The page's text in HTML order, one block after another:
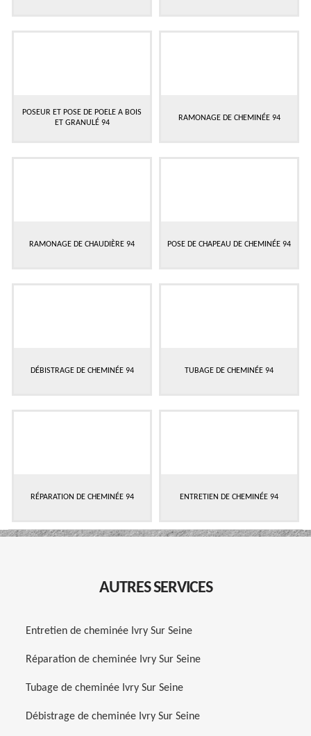
POSEUR ET POSE DE POELE A BOIS
ET GRANULÉ 94
RAMONAGE DE CHEMINÉE 94
RAMONAGE DE CHAUDIÈRE 94 POSE DE CHAPEAU DE CHEMINÉE 94
DÉBISTRAGE DE CHEMINÉE 94 TUBAGE DE CHEMINÉE 94
RÉPARATION DE CHEMINÉE 94 ENTRETIEN DE CHEMINÉE 94
AUTRES SERVICES
Entretien de cheminée Ivry Sur Seine
Réparation de cheminée Ivry Sur Seine
Tubage de cheminée Ivry Sur Seine
Débistrage de cheminée Ivry Sur Seine